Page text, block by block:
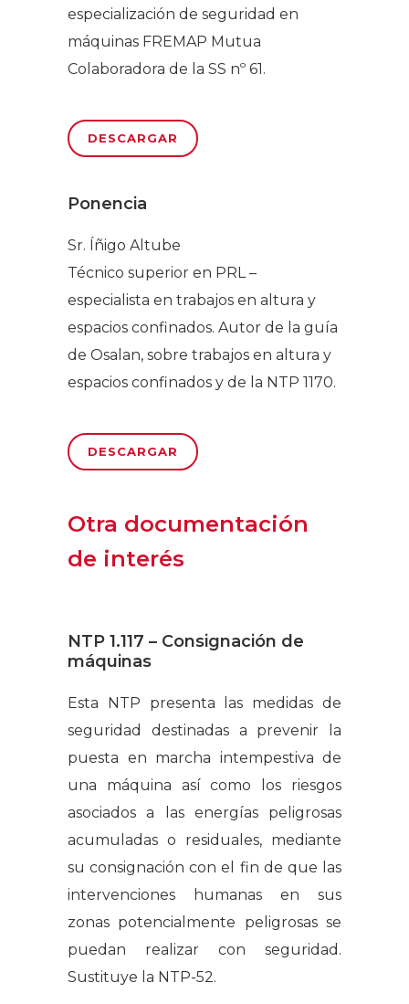
especialización de seguridad en
máquinas FREMAP Mutua
Colaboradora de la SS nº 61.
DESCARGAR
Ponencia
Sr. Íñigo Altube
Técnico superior en PRL –
especialista en trabajos en altura y
espacios confinados. Autor de la guía
de Osalan, sobre trabajos en altura y
espacios confinados y de la NTP 1170.
DESCARGAR
Otra documentación
de interés
NTP 1.117 – Consignación de
máquinas
Esta NTP presenta las medidas de
seguridad destinadas a prevenir la
puesta en marcha intempestiva de
una máquina así como los riesgos
asociados a las energías peligrosas
acumuladas o residuales, mediante
su consignación con el fin de que las
intervenciones humanas en sus
zonas potencialmente peligrosas se
puedan realizar con seguridad.
Sustituye la NTP-52.